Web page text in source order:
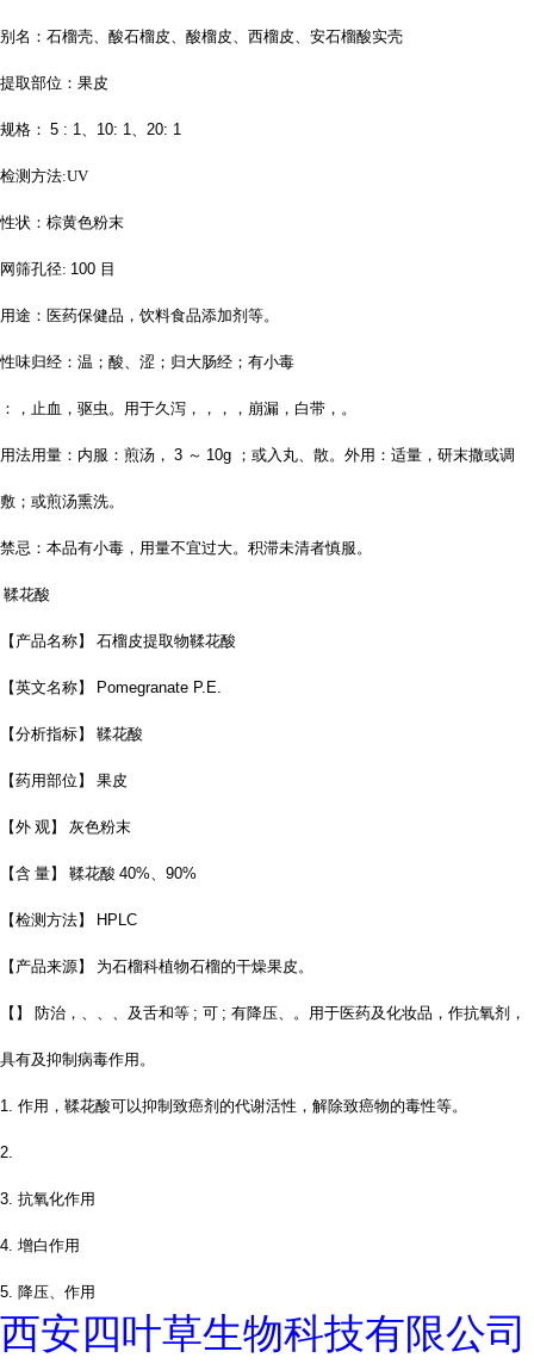
别名：石榴壳、酸石榴皮、酸榴皮、西榴皮、安石榴酸实壳
提取部位：果皮
规格： 5 : 1、10: 1、20: 1
检测方法:UV
性状：棕黄色粉末
网筛孔径: 100 目
用途：医药保健品，饮料食品添加剂等。
性味归经：温；酸、涩；归大肠经；有小毒
：，止血，驱虫。用于久泻，，，，崩漏，白带，。
用法用量：内服：煎汤， 3 ～ 10g ；或入丸、散。外用：适量，研末撒或调
敷；或煎汤熏洗。
禁忌：本品有小毒，用量不宜过大。积滞未清者慎服。
鞣花酸
【产品名称】 石榴皮提取物鞣花酸
【英文名称】 Pomegranate P.E.
【分析指标】 鞣花酸
【药用部位】 果皮
【外 观】 灰色粉末
【含 量】 鞣花酸 40%、90%
【检测方法】 HPLC
【产品来源】 为石榴科植物石榴的干燥果皮。
【】 防治，、、、及舌和等 ; 可 ; 有降压、。用于医药及化妆品，作抗氧剂，
具有及抑制病毒作用。
1. 作用，鞣花酸可以抑制致癌剂的代谢活性，解除致癌物的毒性等。
2.
3. 抗氧化作用
4. 增白作用
5. 降压、作用
西安四叶草生物科技有限公司